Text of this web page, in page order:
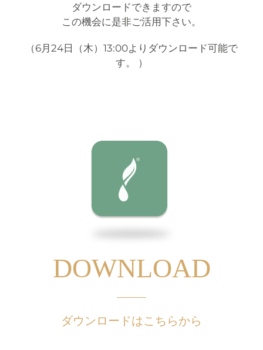
ダウンロードできますので
この機会に是非ご活用下さい。
（6月24日（木）13:00よりダウンロード可能で
す。 ）
DOWNLOAD
ダウンロードはこちらから